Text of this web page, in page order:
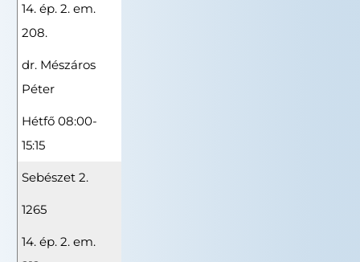
14. ép. 2. em.
208.
dr. Mészáros
Péter
Hétfő 08:00-
15:15
Sebészet 2.
1265
14. ép. 2. em.